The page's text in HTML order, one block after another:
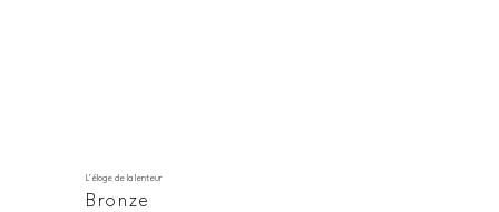
L'éloge de la lenteur
Bronze